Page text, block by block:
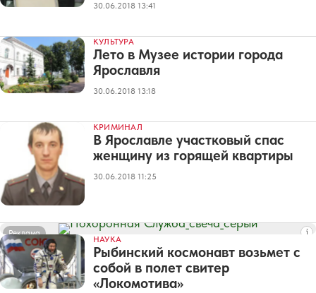
30.06.2018 13:41
КУЛЬТУРА
Лето в Музее истории города
Ярославля
30.06.2018 13:18
КРИМИНАЛ
В Ярославле участковый спас
женщину из горящей квартиры
30.06.2018 11:25
Реклама
НАУКА
Рыбинский космонавт возьмет с
собой в полет свитер
«Локомотива»